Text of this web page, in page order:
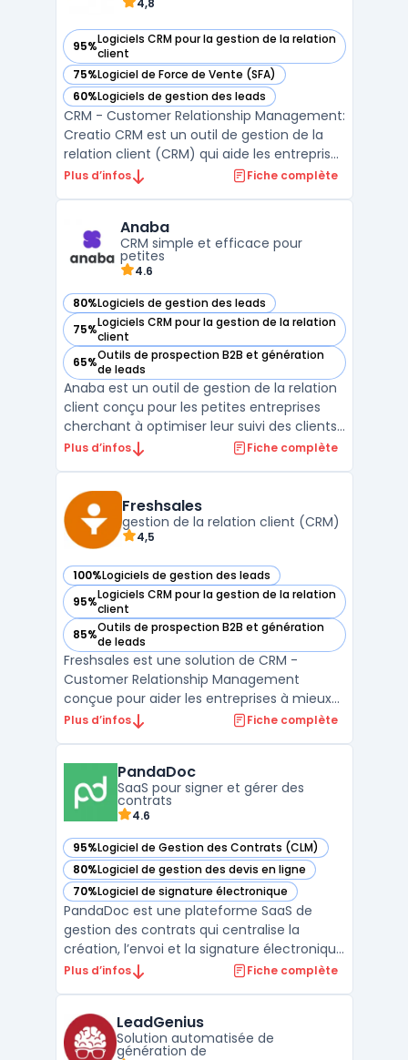
95%Logiciels CRM pour la gestion de la relation
client
— voir Creatio CRM dans cette catégorie
75%Logiciel de Force de Vente (SFA)
— voir Creatio CRM dans cette catégorie
60%Logiciels de gestion des leads
— voir Creatio CRM dans cette catégorie
CRM - Customer Relationship Management:
Creatio CRM est un outil de gestion de la
relation client (CRM) qui aide les entreprises
à gérer efficacement toutes les
les ventes, le marketing et le service client
à partir ...
Plus d’infos Fiche complète
Anaba
CRM simple et efficace pour
petites
4.6
80%Logiciels de gestion des leads
— voir Anaba dans cette catégorie
75%Logiciels CRM pour la gestion de la relation
client
— voir Anaba dans cette catégorie
65%Outils de prospection B2B et génération
de leads
— voir Anaba dans cette catégorie
Anaba est un outil de gestion de la relation
client conçu pour les petites entreprises
cherchant à optimiser leur suivi des clients
et à améliorer leurs performances
permet une prise en main rapide et
efficace, re ...
Plus d’infos Fiche complète
Freshsales
gestion de la relation client (CRM)
4,5
100%Logiciels de gestion des leads
— voir Freshsales dans cette catégorie
95%Logiciels CRM pour la gestion de la relation
client
— voir Freshsales dans cette catégorie
85%Outils de prospection B2B et génération
de leads
— voir Freshsales dans cette catégorie
Freshsales est une solution de CRM -
Customer Relationship Management
conçue pour aider les entreprises à mieux
gérer leur processus de vente. Elle offre des
pipelines de vente et des rapports
analytiques pour aid ...
Plus d’infos Fiche complète
PandaDoc
SaaS pour signer et gérer des
contrats
4.6
95%Logiciel de Gestion des Contrats (CLM)
— voir PandaDoc dans cette catégorie
80%Logiciel de gestion des devis en ligne
— voir PandaDoc dans cette catégorie
70%Logiciel de signature électronique
— voir PandaDoc dans cette catégorie
PandaDoc est une plateforme SaaS de
gestion des contrats qui centralise la
création, l’envoi et la signature électronique
de documents commerciaux et juridiques.
signatures numériques sur tout support,
avec suivi ...
Plus d’infos Fiche complète
LeadGenius
Solution automatisée de
génération de